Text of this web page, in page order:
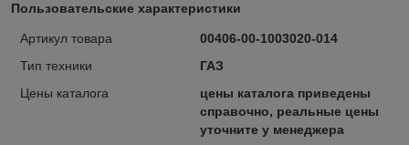
Пользовательские характеристики
Артикул товара
00406-00-1003020-014
Тип техники
ГАЗ
Цены каталога
цены каталога приведены
справочно, реальные цены
уточните у менеджера